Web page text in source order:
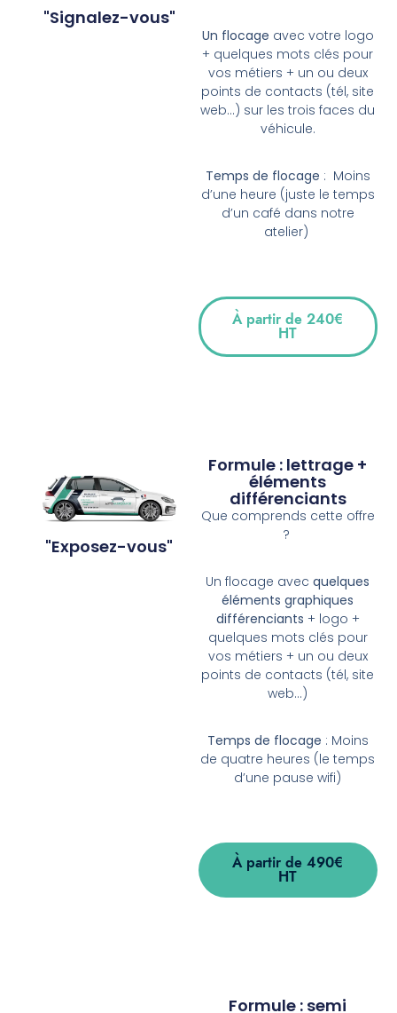
"Signalez-vous"
Un flocage avec votre logo
+ quelques mots clés pour
vos métiers + un ou deux
points de contacts (tél, site
web…) sur les trois faces du
véhicule.
Temps de flocage : Moins
d’une heure (juste le temps
d’un café dans notre
atelier)
À partir de 240€
HT
"Exposez-vous"
Formule : lettrage +
éléments
différenciants
Que comprends cette offre
?
Un flocage avecquelques
éléments graphiques
différenciants + logo +
quelques mots clés pour
vos métiers + un ou deux
points de contacts (tél, site
web…)
Temps de flocage : Moins
de quatre heures (le temps
d’une pause wifi)
À partir de 490€
HT
Formule : semi